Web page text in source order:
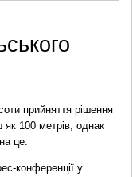
прийняття рішення
як 100 метрів, однак
це.
конференції у